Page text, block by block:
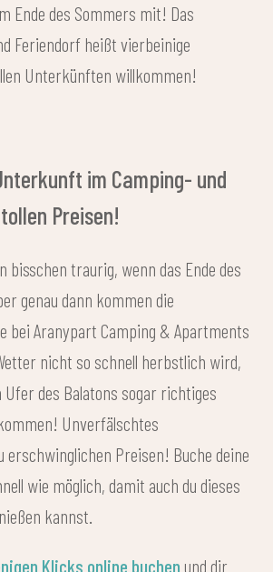
Ende des Sommers mit! Das
Feriendorf heißt vierbeinige
Unterkünften willkommen!
im Camping- und
Preisen!
bisschen traurig, wenn das Ende des
genau dann kommen die
bei Aranypart Camping & Apartments
nicht so schnell herbstlich wird,
des Balatons sogar richtiges
Unverfälschtes
erschwinglichen Preisen! Buche deine
wie möglich, damit auch du dieses
kannst.
Klicks online buchen und dir